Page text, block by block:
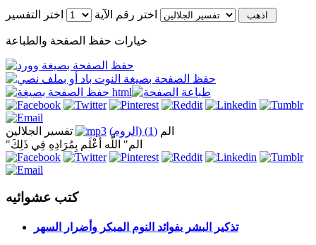
اختر رقم الآية اختر التفسير
خيارات حفظ الصفحة والطباعة
الم (1) (الروم)
تفسير الجلالين
"الم" اللَّه أَعْلَم بِمُرَادِهِ فِي ذَلِكَ
كتب عشوائيه
تذكير البشر بفوائد النوم المبكر وأضرار السهر